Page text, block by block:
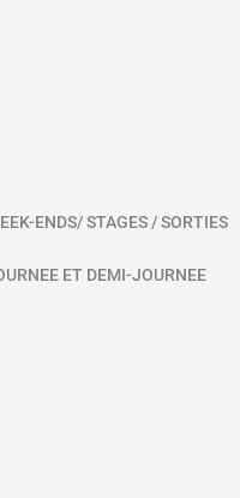
ENDS/ STAGES / SORTIES
ET DEMI-JOURNEE